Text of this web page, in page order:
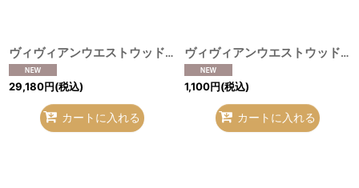
ヴィヴィアンウエストウッド 中古 / メタルオーブチェーンライター 黒 H-26-08-09-038-gd-OD-ZH
29,180円(税込)
カートに入れる
ヴィヴィアンウエストウッド 中古 / ハンカチーフ ピンクスポット柄×オーブ刺繍 O-26-08-02-056-gd-IG-OS
1,100円(税込)
カートに入れる